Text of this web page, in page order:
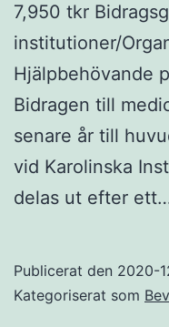
7,950 tkr
institutioner/
Hjälpbehövande
Bidragen till
senare år till
vid Karolinska
delas ut efter
Publicerat den 2020-
Kategoriserat som